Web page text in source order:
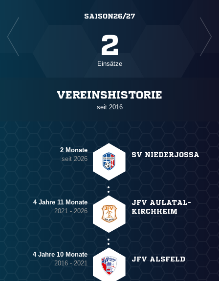
SAISON26/27
2
Einsätze
VEREINSHISTORIE
seit 2016
2 Monate
seit 2026
SV NIEDERJOSSA
4 Jahre 11 Monate
2021 - 2026
JFV AULATAL-
KIRCHHEIM
4 Jahre 10 Monate
2016 - 2021
JFV ALSFELD